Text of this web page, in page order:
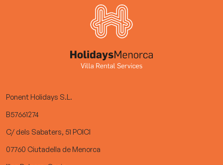
Ponent Holidays S.L.
B57661274
C/ dels Sabaters, 51 POICI
07760 Ciutadella de Menorca